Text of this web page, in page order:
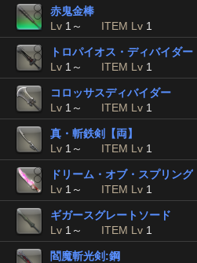
赤鬼金棒
Lv 1～ ITEM Lv 1
トロパイオス・ディバイダー
Lv 1～ ITEM Lv 1
コロッサスディバイダー
Lv 1～ ITEM Lv 1
真・斬鉄剣【両】
Lv 1～ ITEM Lv 1
ドリーム・オブ・スプリング
Lv 1～ ITEM Lv 1
ギガースグレートソード
Lv 1～ ITEM Lv 1
閻魔斬光剣:鋼